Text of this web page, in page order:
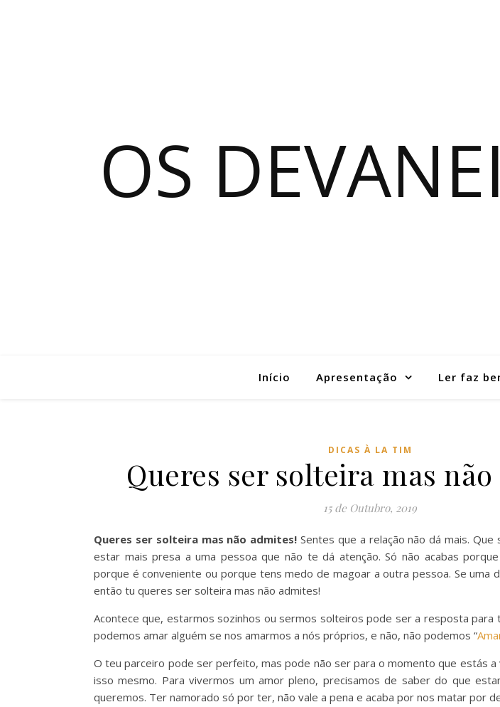
OS
Início Apresentação Ler faz
DICAS À LA TIM
Queres ser solteira mas
15 de Outubro, 2019
Queres ser solteira mas não admites! Sentes que a relação não dá mais.
estar mais presa a uma pessoa que não te dá atenção. Só não acabas
porque é conveniente ou porque tens medo de magoar a outra pessoa. Se uma
então tu queres ser solteira mas não admites!
Acontece que, estarmos sozinhos ou sermos solteiros pode ser a resposta para
podemos amar alguém se nos amarmos a nós próprios, e não, não podemos “
O teu parceiro pode ser perfeito, mas pode não ser para o momento que estás a
isso mesmo. Para vivermos um amor pleno, precisamos de saber do que
queremos. Ter namorado só por ter, não vale a pena e acaba por nos matar por